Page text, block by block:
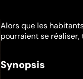
Alors que les
pourraient se réaliser,
Synopsis